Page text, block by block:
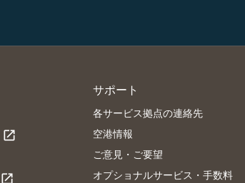
open_in_new
open_in_new
サポート
各サービス拠点の連絡先
空港情報
ご意見・ご要望
オプショナルサービス・手数料